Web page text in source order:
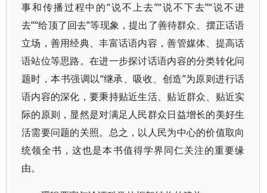
事和传播过程中的“说不上去”“说不下去”“说不进
去”“给顶了回去”等现象，提出了善待群众、摆正话语
立场，善用经典、丰富话语内容，善管媒体、提高话
语站位等思路。在进一步探讨话语内容的分类转化问
题时，本书强调以“继承、吸收、创造”为原则进行话
语内容的深化，要秉持贴近生活、贴近群众、贴近实
际的原则，显然是对满足人民群众日益增长的美好生
活需要问题的关照。总之，以人民为中心的价值取向
统领全书，这也是本书值得学界同仁关注的重要缘
由。